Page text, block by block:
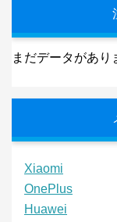
まだデータがあり
Xiaomi
OnePlus
Huawei